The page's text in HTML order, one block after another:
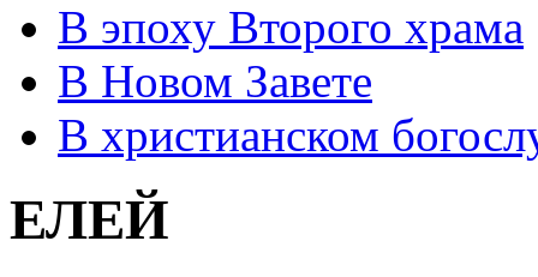
В эпоху Второго храма
В Новом Завете
В христианском
ЕЛЕЙ